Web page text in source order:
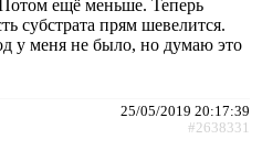
ещё меньше. Теперь
субстрата прям шевелится.
у меня не было, но думаю это
25/05/2019 20:17:39
#2638331